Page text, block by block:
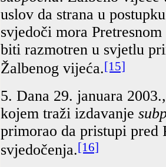
uslov da strana u
svjedoči mora
biti razmotren u svjetlu
Žalbenog vijeća.[15]
5. Dana 29. januara
kojem traži izdavanje
primorao da pristupi pred
svjedočenja.[16]